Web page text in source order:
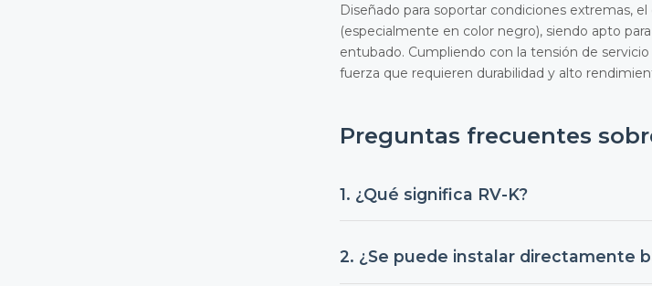
Diseñado para soportar condiciones extremas,
(especialmente en color negro), siendo apto
entubado. Cumpliendo con la tensión de
fuerza que requieren durabilidad y alto
Preguntas frecuentes
1. ¿Qué significa RV-K?
un conductor de cobre flexible (Clase 5) para
2. ¿Se puede instalar directamente